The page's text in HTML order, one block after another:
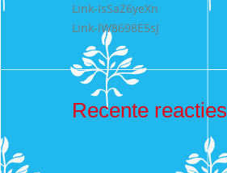
Link-IsSaZ6yeXn
Link-lW8698E5sJ
Recente reacties